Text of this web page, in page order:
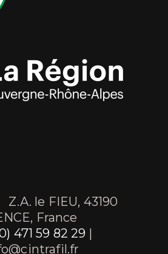
Z.A. le FIEU, 43190
France
471 59 82 29 |